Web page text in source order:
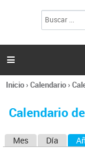
l
s

Se
usted
Inicio›Calendario›
Calendario
Mes Día